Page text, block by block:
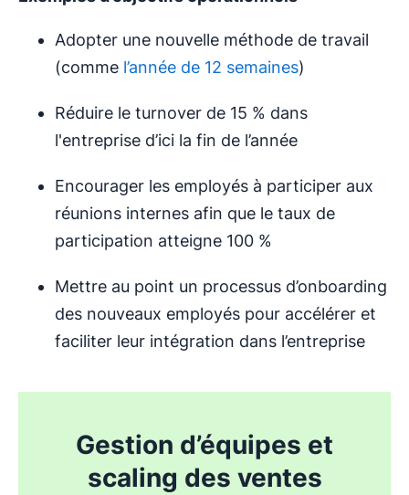
Adopter une nouvelle méthode de travail
(comme l’année de 12 semaines)
Réduire le turnover de 15 % dans
l'entreprise d’ici la fin de l’année
Encourager les employés à participer aux
réunions internes afin que le taux de
participation atteigne 100 %
Mettre au point un processus d’onboarding
des nouveaux employés pour accélérer et
faciliter leur intégration dans l’entreprise
Gestion d’équipes et
scaling des ventes